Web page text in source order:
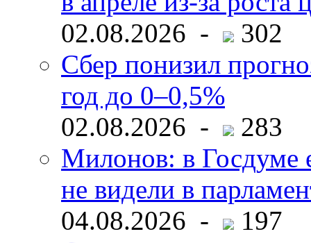
02.08.2026 -
302
Сбер понизил
год до 0–0,5%
02.08.2026 -
283
Милонов: в Госдуме
не видели в
04.08.2026 -
197